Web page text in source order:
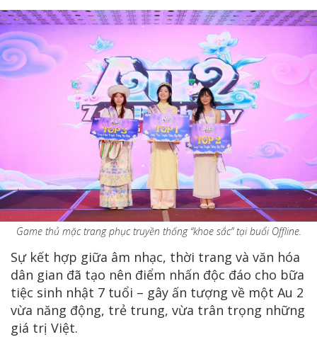
Game thủ mặc trang phục truyền thống “khoe sắc” tại buổi Offline.
Sự kết hợp giữa âm nhạc, thời trang và văn hóa
dân gian đã tạo nên điểm nhấn độc đáo cho bữa
tiệc sinh nhật 7 tuổi – gây ấn tượng về một Au 2
vừa năng động, trẻ trung, vừa trân trọng những
giá trị Việt.